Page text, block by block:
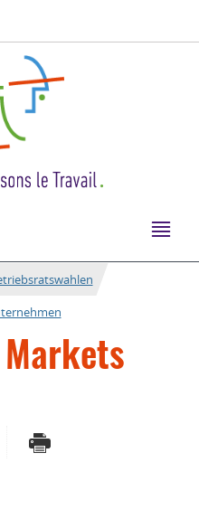
LINKEDIN TEILEN
DRUCKEN